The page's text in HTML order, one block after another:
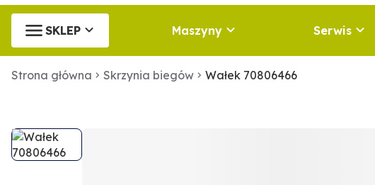
SKLEP Maszyny Serwis
Strona główna Skrzynia biegów Wałek 70806466